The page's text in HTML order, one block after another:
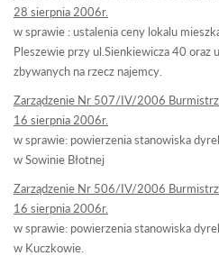
28 sierpnia 2006r.
w sprawie : ustalenia ceny lokalu
Pleszewie przy ul.Sienkiewicza 40 oraz
zbywanych na rzecz najemcy.
Zarządzenie Nr 507/IV/2006
16 sierpnia 2006r.
w sprawie: powierzenia stanowiska
w Sowinie Błotnej
Zarządzenie Nr 506/IV/2006
16 sierpnia 2006r.
w sprawie: powierzenia stanowiska
w Kuczkowie.